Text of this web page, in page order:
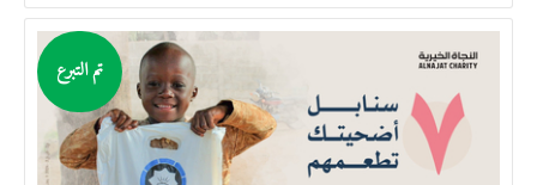
تم التبرع